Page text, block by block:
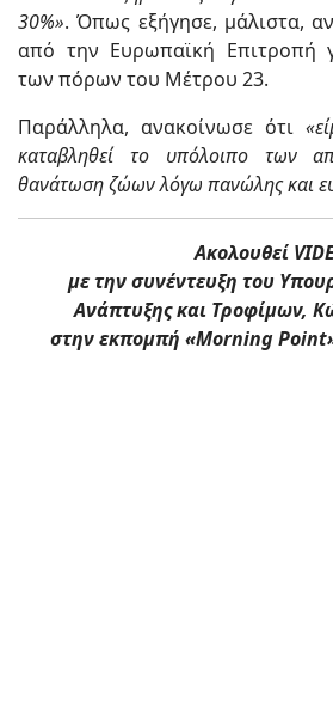
30%». Όπως εξήγησε, μάλιστα,
από την Ευρωπαϊκή Επιτροπή
των πόρων του Μέτρου 23.
Παράλληλα, ανακοίνωσε ότι
καταβληθεί το υπόλοιπο των
θανάτωση ζώων λόγω πανώλης και
Ακολουθεί
με την συνέντευξη του
Ανάπτυξης και Τροφίμων,
στην εκπομπή «Morning